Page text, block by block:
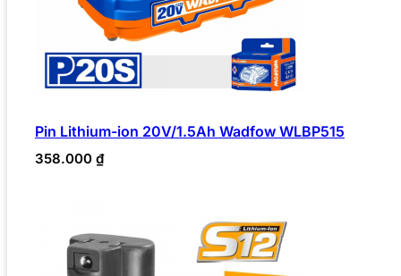
Pin Lithium-ion 20V/1.5Ah Wadfow WLBP515
358.000 ₫